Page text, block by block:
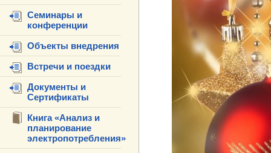
Семинары и
конференции
Объекты внедрения
Встречи и поездки
Документы и
Сертификаты
Книга «Анализ и
планирование
электропотребления»